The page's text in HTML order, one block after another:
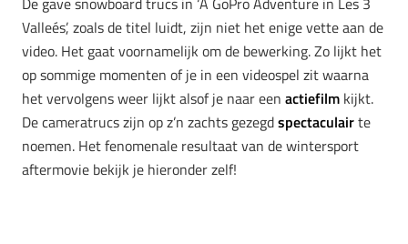
Valleés’, zoals de titel luidt, zijn niet het enige vette aan de
video. Het gaat voornamelijk om de bewerking. Zo lijkt het
op sommige momenten of je in een videospel zit waarna
het vervolgens weer lijkt alsof je naar een actiefilm kijkt.
De cameratrucs zijn op z’n zachts gezegdspectaculairte
noemen. Het fenomenale resultaat van de wintersport
aftermovie bekijk je hieronder zelf!